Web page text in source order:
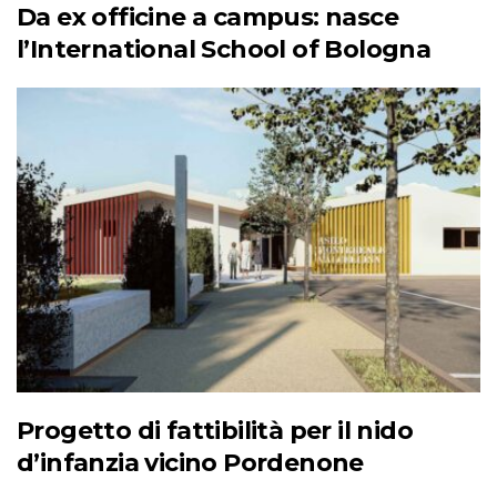
Da ex officine a campus: nasce
l’International School of Bologna
Progetto di fattibilità per il nido
d’infanzia vicino Pordenone